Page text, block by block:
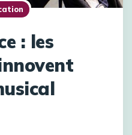
: les